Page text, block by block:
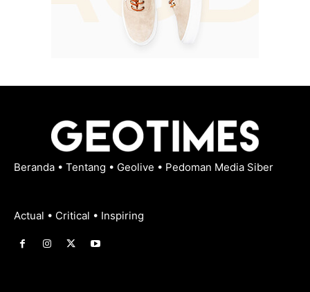
Beranda • Tentang • Geolive • Pedoman Media Siber
Actual • Critical • Inspiring